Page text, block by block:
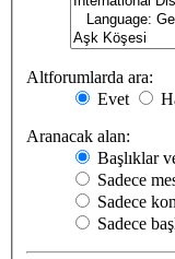
Altforumlarda ara:
Evet
Aranacak alan:
Başlıklar
Sadece
Sadece
Sadece